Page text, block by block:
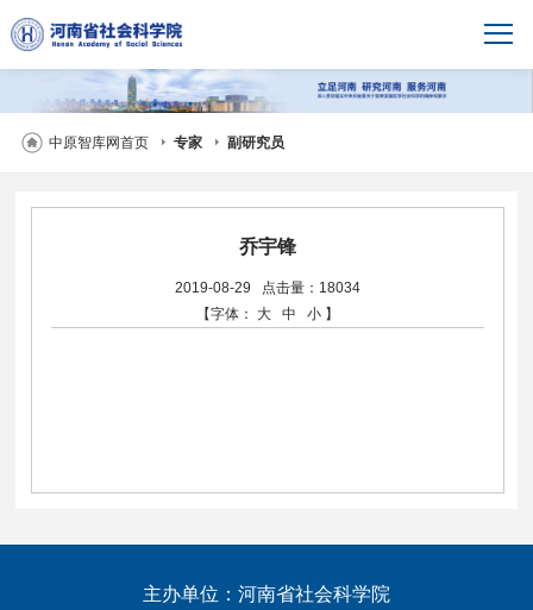
中原智库网首页 专家 副研究员
乔宇锋
2019-08-29
点击量：18034
【字体：
大 中 小 】
主办单位：河南省社会科学院